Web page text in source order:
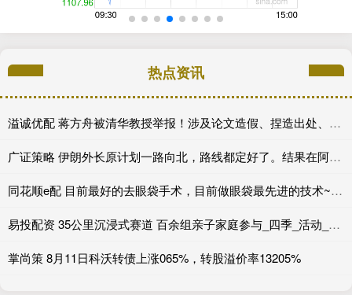
热点资讯
溢诚优配 蒋方舟被清华教授举报！涉及论文造假、捏造出处、伪造文献……
广证策略 伊朗外长原计划一路向北，路线都定好了。结果在阿曼拿到一个新方案，又飞回伊斯兰堡，就因说了句：霍尔木兹海峡安全新机制，沙特必须参与
同花顺e配 目前最好的去眼袋手术，目前做眼袋最先进的技术~美丽无忧_皮肤_风险_脂肪
易投配资 35公里沉浸式赛道 百余组亲子家庭参与_四季_活动_天马
掌尚策 8月11日科沃转债上涨065%，转股溢价率13205%